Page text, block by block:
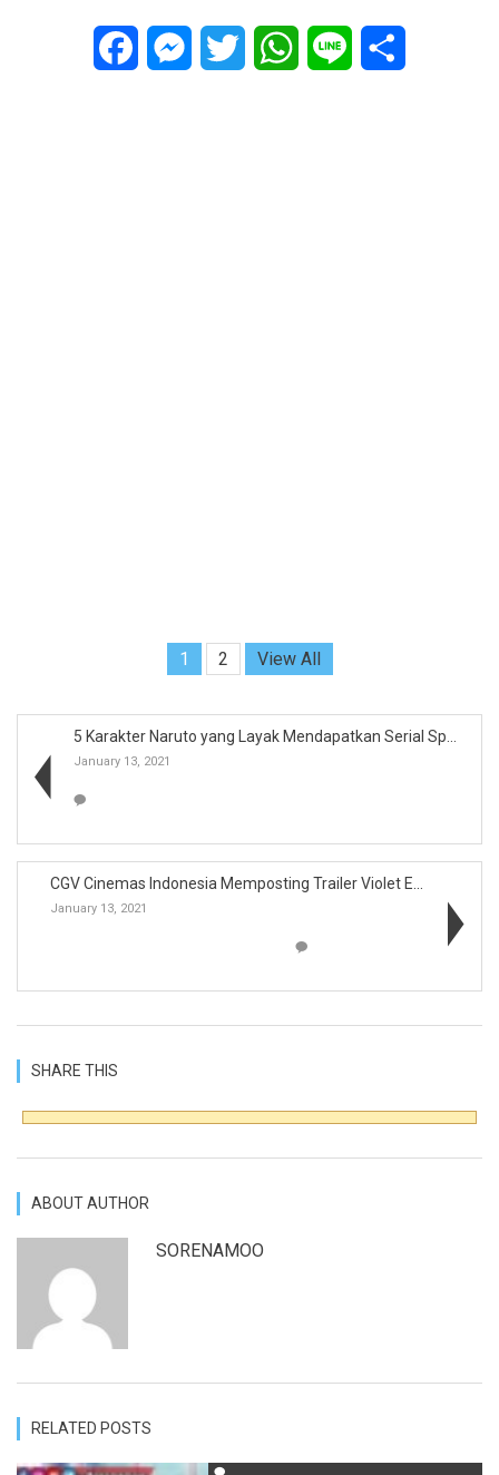
FacebookMessenger
Twitter WhatsApp
Line
1 2 View All
5 Karakter Naruto yang Layak Mendapatkan Serial Sp...
January 13, 2021
January 13, 2021
SHARE THIS
ABOUT AUTHOR
SORENAMOO
RELATED POSTS